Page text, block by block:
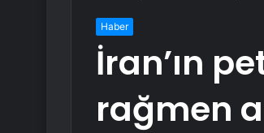
Haber
İran’ın
rağmen